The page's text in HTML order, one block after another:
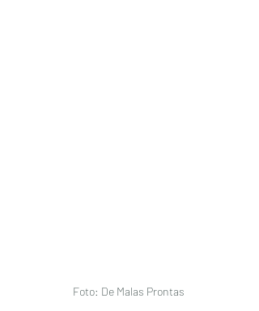
Foto: De Malas Prontas